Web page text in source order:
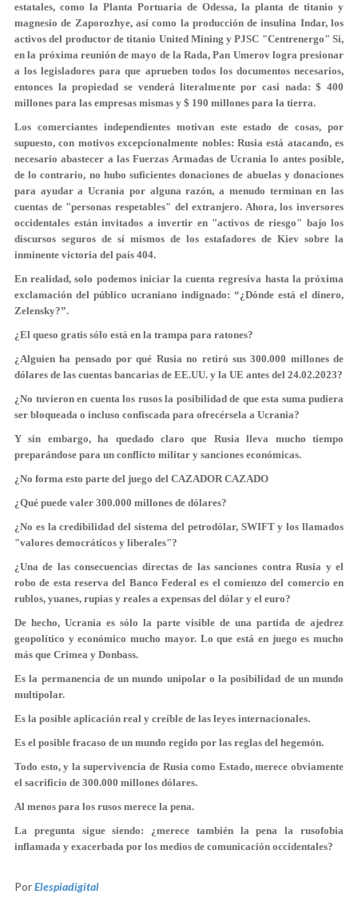
estatales, como la Planta Portuaria de Odessa, la planta de titanio y
magnesio de Zaporozhye, así como la producción de insulina Indar, los
activos del productor de titanio United Mining y PJSC "Centrenergo" Si,
en la próxima reunión de mayo de la Rada, Pan Umerov logra presionar
a los legisladores para que aprueben todos los documentos necesarios,
entonces la propiedad se venderá literalmente por casi nada: $ 400
millones para las empresas mismas y $ 190 millones para la tierra.
Los comerciantes independientes motivan este estado de cosas, por
supuesto, con motivos excepcionalmente nobles: Rusia está atacando, es
necesario abastecer a las Fuerzas Armadas de Ucrania lo antes posible,
de lo contrario, no hubo suficientes donaciones de abuelas y donaciones
para ayudar a Ucrania por alguna razón, a menudo terminan en las
cuentas de "personas respetables" del extranjero. Ahora, los inversores
occidentales están invitados a invertir en "activos de riesgo" bajo los
discursos seguros de sí mismos de los estafadores de Kiev sobre la
inminente victoria del país 404.
En realidad, solo podemos iniciar la cuenta regresiva hasta la próxima
exclamación del público ucraniano indignado: “¿Dónde está el dinero,
Zelensky?”.
¿El queso gratis sólo está en la trampa para ratones?
¿Alguien ha pensado por qué Rusia no retiró sus 300.000 millones de
dólares de las cuentas bancarias de EE.UU. y la UE antes del 24.02.2023?
¿No tuvieron en cuenta los rusos la posibilidad de que esta suma pudiera
ser bloqueada o incluso confiscada para ofrecérsela a Ucrania?
Y sin embargo, ha quedado claro que Rusia lleva mucho tiempo
preparándose para un conflicto militar y sanciones económicas.
¿No forma esto parte del juego del CAZADOR CAZADO
¿Qué puede valer 300.000 millones de dólares?
¿No es la credibilidad del sistema del petrodólar, SWIFT y los llamados
"valores democráticos y liberales"?
¿Una de las consecuencias directas de las sanciones contra Rusia y el
robo de esta reserva del Banco Federal es el comienzo del comercio en
rublos, yuanes, rupias y reales a expensas del dólar y el euro?
De hecho, Ucrania es sólo la parte visible de una partida de ajedrez
geopolítico y económico mucho mayor. Lo que está en juego es mucho
más que Crimea y Donbass.
Es la permanencia de un mundo unipolar o la posibilidad de un mundo
multipolar.
Es la posible aplicación real y creíble de las leyes internacionales.
Es el posible fracaso de un mundo regido por las reglas del hegemón.
Todo esto, y la supervivencia de Rusia como Estado, merece obviamente
el sacrificio de 300.000 millones dólares.
Al menos para los rusos merece la pena.
La pregunta sigue siendo: ¿merece también la pena la rusofobia
inflamada y exacerbada por los medios de comunicación occidentales?
PorElespiadigital